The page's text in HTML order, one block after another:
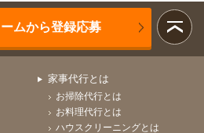
ムから登録応募
家事代行とは
お掃除代行とは
お料理代行とは
ハウスクリーニングとは